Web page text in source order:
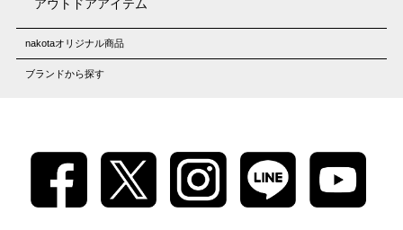
アウトドアアイテム
nakotaオリジナル商品
ブランドから探す